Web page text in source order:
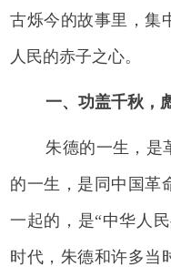
古烁今的故事里，集
人民的赤子之心。
一、功盖千秋，
朱德的一生，是
的一生，是同中国革
一起的，是“中华人
时代，朱德和许多当